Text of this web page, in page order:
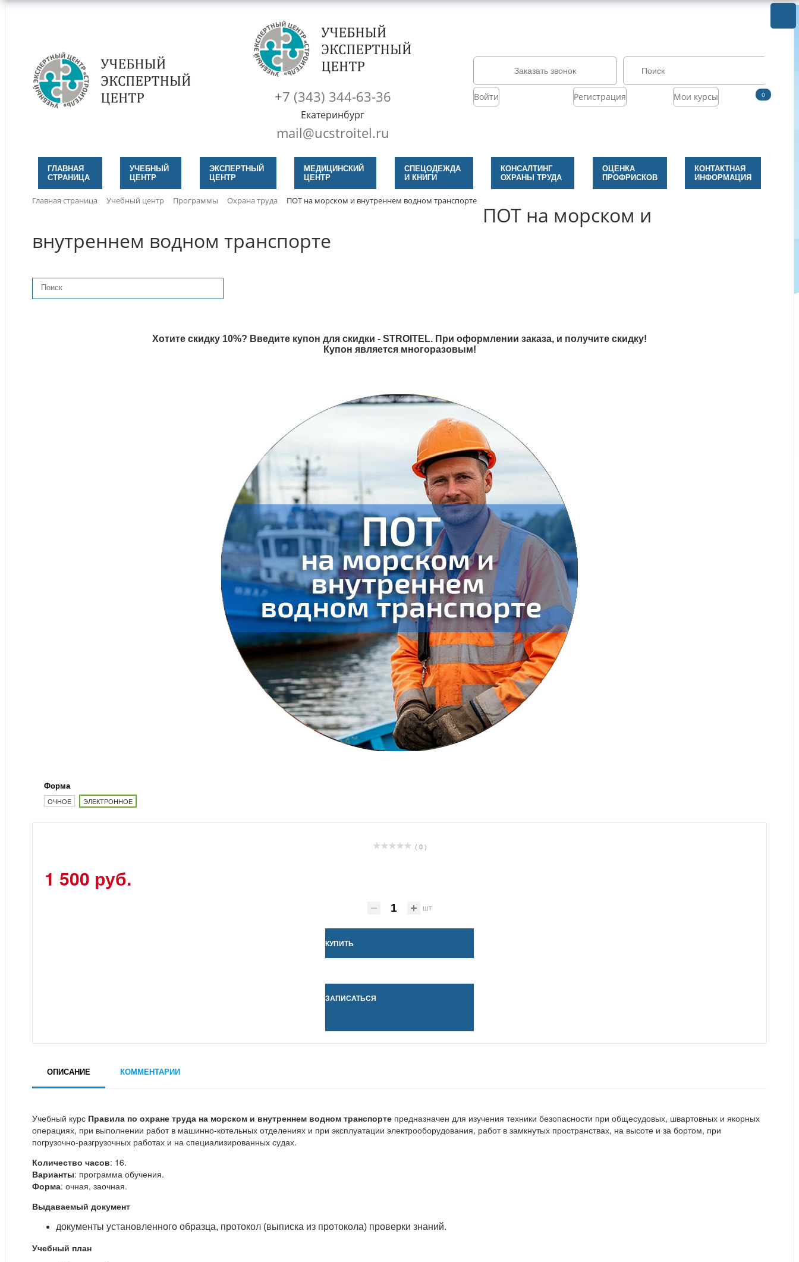
+7 (343) 344-63-36
Екатеринбург
mail@ucstroitel.ru
Заказать звонок
Войти Регистрация Мои курсы 0
ГЛАВНАЯ
СТРАНИЦА
УЧЕБНЫЙ
ЦЕНТР
ЭКСПЕРТНЫЙ
ЦЕНТР
МЕДИЦИНСКИЙ
ЦЕНТР
СПЕЦОДЕЖДА
И КНИГИ
КОНСАЛТИНГ
ОХРАНЫ ТРУДА
ОЦЕНКА
ПРОФРИСКОВ
КОНТАКТНАЯ
ИНФОРМАЦИЯ
Главная страница Учебный центр Программы Охрана труда ПОТ на морском и внутреннем водном транспорте
ПОТ на морском и
внутреннем водном транспорте
Хотите скидку 10%? Введите купон для скидки - STROITEL. При оформлении заказа, и получите скидку!
Купон является многоразовым!
Форма
ОЧНОЕ ЭЛЕКТРОННОЕ
( 0 )
1 500 руб.
шт
КУПИТЬ
ЗАПИСАТЬСЯ
ОПИСАНИЕ КОММЕНТАРИИ
Учебный курс Правила по охране труда на морском и внутреннем водном транспорте предназначен для изучения техники безопасности при общесудовых, швартовных и якорных
операциях, при выполнении работ в машинно-котельных отделениях и при эксплуатации электрооборудования, работ в замкнутых пространствах, на высоте и за бортом, при
погрузочно-разгрузочных работах и на специализированных судах.
Количество часов: 16.
Варианты: программа обучения.
Форма: очная, заочная.
Выдаваемый документ
документы установленного образца, протокол (выписка из протокола) проверки знаний.
Учебный план